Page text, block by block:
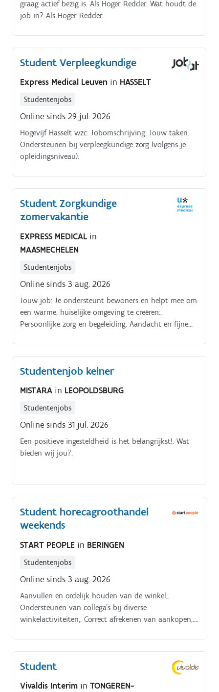
graag actief bezig is. Als Hoger Redder. Wat houdt de
job in? Als Hoger Redder.
Student Verpleegkundige
Express Medical Leuven in HASSELT
Studentenjobs
Online sinds 29 jul. 2026
Hogevijf Hasselt wzc. Jobomschrijving. Jouw taken.
Ondersteunen bij verpleegkundige zorg (volgens je
opleidingsniveau).
Student Zorgkundige
zomervakantie
EXPRESS MEDICAL in
MAASMECHELEN
Studentenjobs
Online sinds 3 aug. 2026
Jouw job: Je ondersteunt bewoners en helpt mee om
een warme, huiselijke omgeving te creëren:.
Persoonlijke zorg en begeleiding. Aandacht en fijne
leefomgeving
Studentenjob kelner
MISTARA in LEOPOLDSBURG
Studentenjobs
Online sinds 31 jul. 2026
Een positieve ingesteldheid is het belangrijkst!. Wat
bieden wij jou?.
Student horecagroothandel
weekends
START PEOPLE in BERINGEN
Studentenjobs
Online sinds 3 aug. 2026
Aanvullen en ordelijk houden van de winkel,.
Ondersteunen van collega's bij diverse
winkelactiviteiten,. Correct afrekenen van aankopen,.
je doen?. Klanten vriendelijk verder helpen aan de
kassa,.
Student
Vivaldis Interim in TONGEREN-